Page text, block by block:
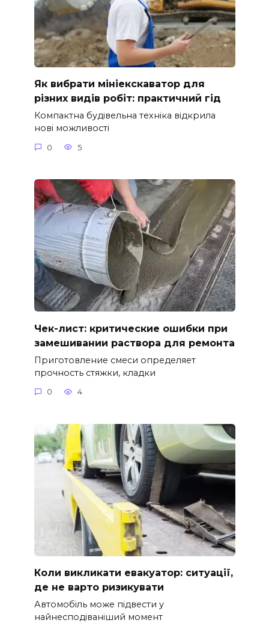
Як вибрати мініекскаватор для
різних видів робіт: практичний гід
Компактна будівельна техніка відкрила
нові можливості
0 5
Чек-лист: критические ошибки при
замешивании раствора для ремонта
Приготовление смеси определяет
прочность стяжки, кладки
0 4
Коли викликати евакуатор: ситуації,
де не варто ризикувати
Автомобіль може підвести у
найнесподіваніший момент